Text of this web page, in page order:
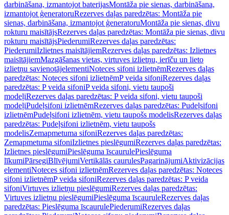
darbināšana, izmantojot baterijasMontāža pie sienas, darbināšana,
izmantojot ģeneratoruRezerves daļas paredzētas: Montāža pie
sienas, darbināšana, izmantojot ģeneratoruMontāža pie sienas, divu
rokturu maisītājsRezerves daļas paredzētas: Montāža pie sienas, divu
rokturu maisītājsPiederumiRezerves daļas paredzētas:
PiederumiIzlietnes maisītājiemRezerves daļas paredzētas: Izlietnes
maisītājiemMazgāšanas vietas, virtuves izlietņu, ierīču un lieto
izlietņu savienotājelementiNoteces sifoni izlietnēmRezerves daļas
paredzētas: Noteces sifoni izlietnēmP veida sifoniRezerves daļas
paredzētas: P veida sifoniP veida sifoni, vietu taupoši
modeļiRezerves daļas paredzētas: P veida sifoni, vietu taupoši
modeļiPudeļsifoni izlietnēmRezerves daļas paredzētas: Pudeļsifoni
izlietnēmPudeļsifoni izlietnēm, vietu taupošs modelisRezerves daļas
paredzētas: Pudeļsifoni izlietnēm, vietu taupošs
modelisZemapmetuma sifoniRezerves daļas paredzētas:
Zemapmetuma sifoniIzlietnes pieslēgumiRezerves daļas paredzētas:
Izlietnes pieslēgumiPieslēguma īscaurulePieslēguma
līkumiPārsegiBlīvējumiVertikālās caurulesPagarinājumiAktivizācijas
elementiNoteces sifoni izlietnēmRezerves daļas paredzētas: Noteces
sifoni izlietnēmP veida sifoniRezerves daļas paredzētas: P veida
sifoniVirtuves izlietņu pieslēgumiRezerves daļas paredzētas:
Virtuves izlietņu pieslēgumiPieslēguma īscauruleRezerves daļas
paredzētas: Pieslēguma īscaurulePiederumiRezerves daļas